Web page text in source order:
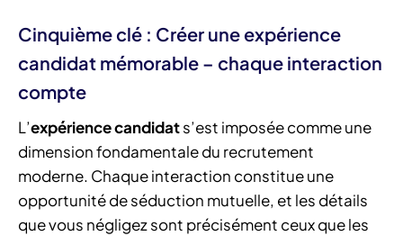
Cinquième clé : Créer une expérience
candidat mémorable – chaque interaction
compte
L’expérience candidats’est imposée comme une
dimension fondamentale du recrutement
moderne. Chaque interaction constitue une
opportunité de séduction mutuelle, et les détails
que vous négligez sont précisément ceux que les